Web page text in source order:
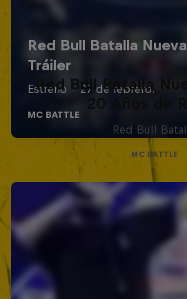
Red Bull Batalla
20 Años de
Red Bull
MC BATTLE